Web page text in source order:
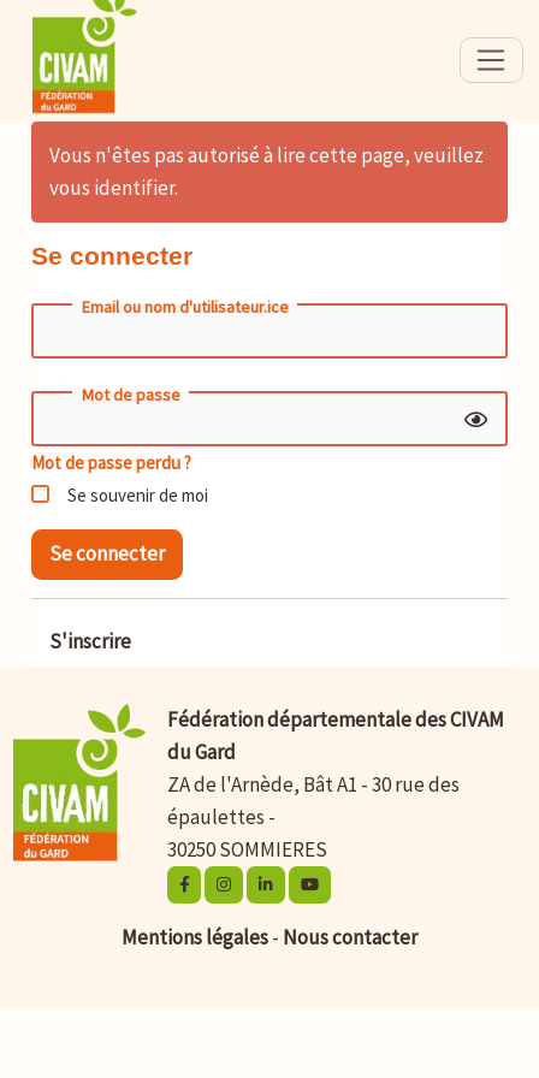
Vous n'êtes pas autorisé à lire cette page, veuillez
vous identifier.
Se connecter
Email ou nom d'utilisateur.ice
Mot de passe
Mot de passe perdu ?
Se souvenir de moi
Se connecter
S'inscrire
Fédération départementale des CIVAM
du Gard
ZA de l'Arnède, Bât A1 - 30 rue des
épaulettes -
30250 SOMMIERES
Mentions légales- Nous contacter